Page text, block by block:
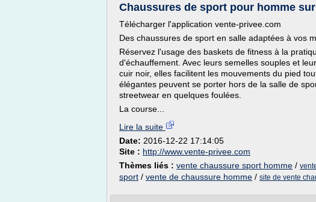
Chaussures de sport pour homme
Télécharger l'application vente-privee.com
Des chaussures de sport en salle adaptées à vos
Réservez l'usage des baskets de fitness à la
d'échauffement. Avec leurs semelles souples et
cuir noir, elles facilitent les mouvements du pied
élégantes peuvent se porter hors de la salle de
streetwear en quelques foulées.
La course...
Lire la suite
Date: 2016-12-22 17:14:05
Site : http://www.vente-privee.com
Thèmes liés : vente chaussure sport homme /
sport / vente de chaussure homme / site de vente